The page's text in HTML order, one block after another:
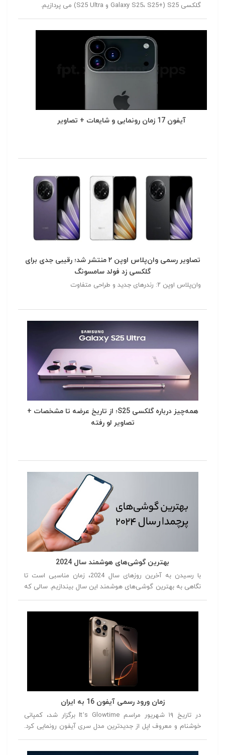
گلکسی S25 (+Galaxy S25، S25 و S25 Ultra) می پردازیم.
آیفون 17 زمان رونمایی و شایعات + تصاویر
تصاویر رسمی وان‌پلاس اوپن ۲ منتشر شد؛ رقیبی جدی برای
گلکسی زد فولد سامسونگ
وان‌پلاس اوپن ۲: رندرهای جدید و طراحی متفاوت
همه‌چیز درباره گلکسی S25؛ از تاریخ عرضه تا مشخصات +
تصاویر لو رفته
بهترین گوشی‌های هوشمند سال 2024
با رسیدن به آخرین روزهای سال 2024، زمان مناسبی است تا
نگاهی به بهترین گوشی‌های هوشمند این سال بیندازیم. سالی که
با معرفی مدل‌های جدید و نوآورانه، دنیای فناوری را تحت تأثیر قرار
دستگاه‌هایی با عملکرد بی‌نظیر، این سال با رقابت سختی بین
برندهای مختلف همراه بود. در این مقاله، بهترین گوشی‌های سال
2024 را از شماره 5 تا شماره 1 معرفی خواهیم کرد، تا شما بتوانید
با توجه به نقاط قوت و ضعف هر مدل، انتخاب بهتری داشته
زمان ورود رسمی آیفون 16 به ایران
در تاریخ ۱۹ شهریور مراسم It’s Glowtime برگزار شد، کمپانی
خوشنام و معروف اپل از جدیدترین مدل سری آیفون رونمایی کرد.
در این مراسم از آیفون ۱۶، آیفون ۱۶ پلاس، آیفون ۱۶ پرو و آیفون